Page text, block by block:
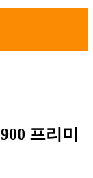
프리미